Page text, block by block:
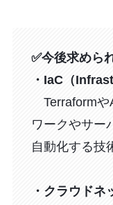
✅今後求めら
・IaC（
Terraformや
ワークやサー
自動化する技
・クラウドネ